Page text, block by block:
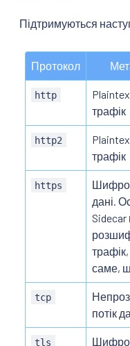
Підтримуються
Протокол
http
трафік
http2
трафік
https
дані.
Sidecar
саме,
tcp
потік
tls